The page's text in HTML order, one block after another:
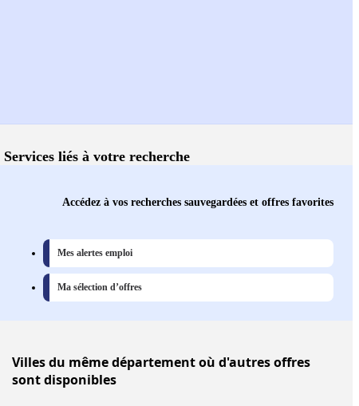
Services liés à votre recherche
Accédez à vos recherches sauvegardées et offres favorites
Mes alertes emploi
Ma sélection d’offres
Villesdu même département où d'autres offres
sont disponibles